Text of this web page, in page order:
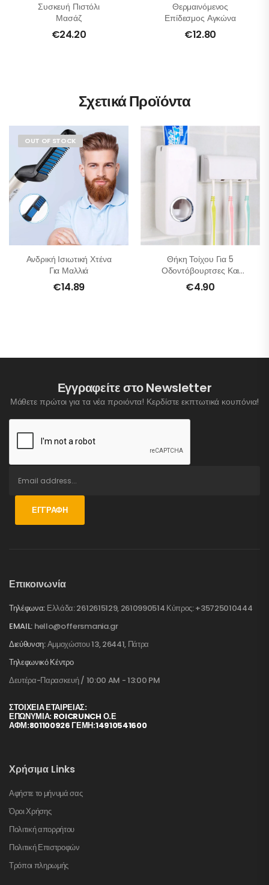
Συσκευή Πιστόλι
Μασάζ
€24.20
Θερμαινόμενος
Επίδεσμος Αγκώνα
€12.80
Σχετικά Προϊόντα
OUT OF STOCK
Ανδρική Ισιωτική Χτένα
Για Μαλλιά
€14.89
Θήκη Τοίχου Για 5
Οδοντόβουρτσες Και
Αυτόματη Βάση Για
Οδοντόκρεμα
€4.90
Εγγραφείτε στο Newsletter
Μάθετε πρώτοι για τα νέα προιόντα! Κερδίστε εκπτωτικά κουπόνια!
ΕΓΓΡΑΦΉ
Επικοινωνία
Τηλέφωνα: Ελλάδα: 2612615129, 2610990514 Κύπρος: +35725010444
EMAIL: hello@offersmania.gr
Διεύθυνση:Αμμοχώστου 13, 26441, Πάτρα
Τηλεφωνικό Κέντρο
Δευτέρα-Παρασκευή / 10:00 AM - 13:00 PM
ΣΤΟΙΧΕΊΑ ΕΤΑΙΡΕΊΑΣ:
ΕΠΩΝΥΜΙΑ: ROICRUNCH Ο.Ε
ΑΦΜ:801100926 ΓΕΜΗ:14910541600
Χρήσιμα Links
Αφήστε το μήνυμά σας
Όροι Χρήσης
Πολιτική απορρήτου
Πολιτική Επιστροφών
Τρόποι πληρωμής